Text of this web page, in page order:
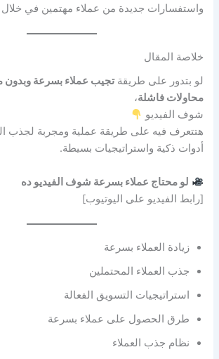
واستفسارات جديدة من عملاء مهتمين في خلال
خلاصة المقال
لو بتدور على طريقةتجيب عملاء بسرعة وبدون
محاولات فاشلة،
شوف الفيديو
هتتعرف فيه على طريقة عملية ومجربة لجذب
أدوات ذكية واستراتيجيات بسيطة.
لو محتاج عملاء بسرعة شوف الفيديو ده
[رابط الفيديو على اليوتيوب]
زيادة العملاء بسرعة
جذب العملاء المحتملين
استراتيجيات التسويق الفعالة
طرق الحصول على عملاء بسرعة
نظام جذب العملاء